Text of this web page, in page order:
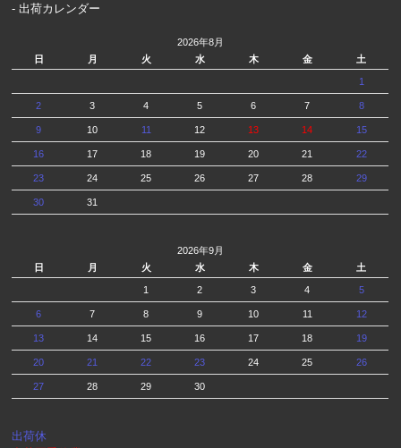
- 出荷カレンダー
2026年8月
日
月 火 水 木 金 土
1
2 3 4 5 6 7 8
9 10 11 12 13 14 15
16 17 18 19 20 21 22
23 24 25 26 27 28 29
30 31
2026年9月
日
月 火 水 木 金 土
1 2 3 4 5
6 7 8 9 10 11 12
13 14 15 16 17 18 19
20 21 22 23 24 25 26
27 28 29 30
出荷休